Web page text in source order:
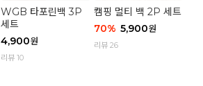
WGB 타포린백 3P
세트
4,900원
리뷰 10
캠핑 멀티 백 2P 세트
70% 5,900원
리뷰 26